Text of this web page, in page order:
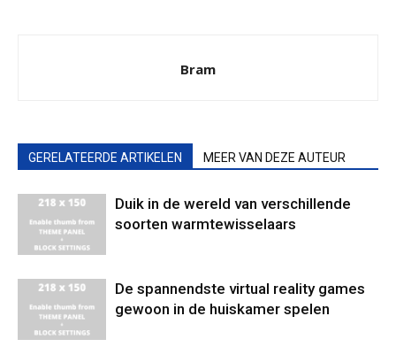
Bram
GERELATEERDE ARTIKELEN MEER VAN DEZE AUTEUR
Duik in de wereld van verschillende
soorten warmtewisselaars
De spannendste virtual reality games
gewoon in de huiskamer spelen